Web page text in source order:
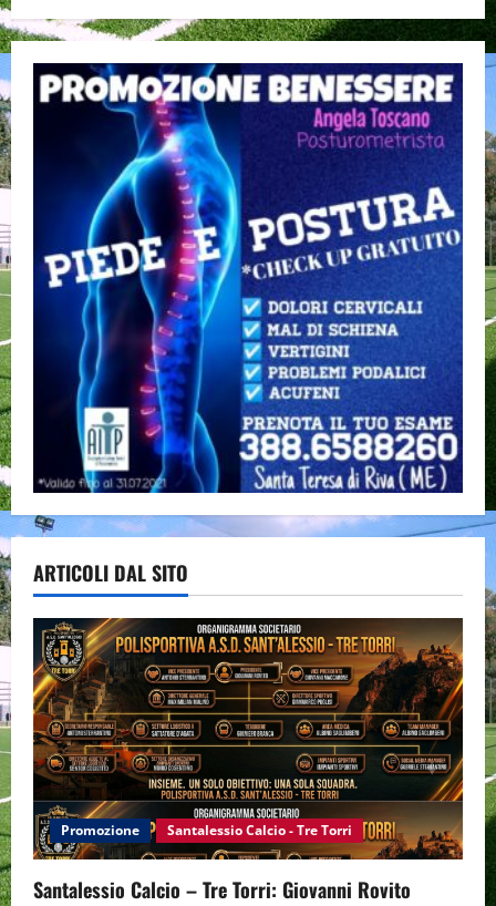
ARTICOLI DAL SITO
Promozione Santalessio Calcio - Tre Torri
Santalessio Calcio – Tre Torri: Giovanni Rovito